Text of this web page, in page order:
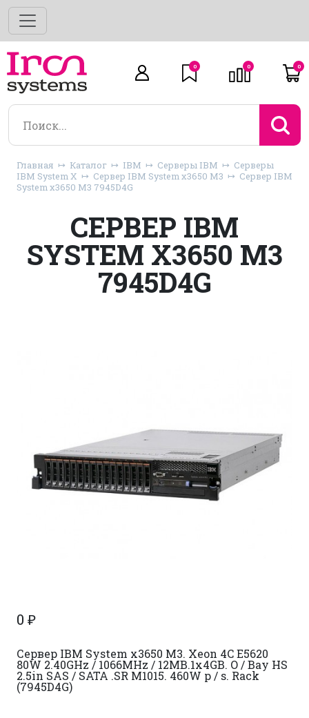
0 0 0
Главная Каталог IBM Серверы IBM
Серверы
IBM System X
Сервер IBM System x3650 M3
Сервер IBM
System x3650 M3 7945D4G
СЕРВЕР IBM
SYSTEM X3650 M3
7945D4G
0 ₽
Сервер IBM System x3650 M3. Xeon 4C E5620
80W 2.40GHz / 1066MHz / 12MB.1x4GB. O / Bay HS
2.5in SAS / SATA .SR M1015. 460W p / s. Rack
(7945D4G)